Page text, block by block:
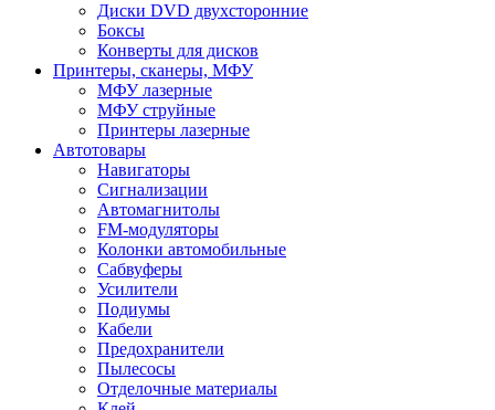
Диски DVD двухсторонние
Боксы
Конверты для дисков
Принтеры, сканеры, МФУ
МФУ лазерные
МФУ струйные
Принтеры лазерные
Автотовары
Навигаторы
Сигнализации
Автомагнитолы
FM-модуляторы
Колонки автомобильные
Сабвуферы
Усилители
Подиумы
Кабели
Предохранители
Пылесосы
Отделочные материалы